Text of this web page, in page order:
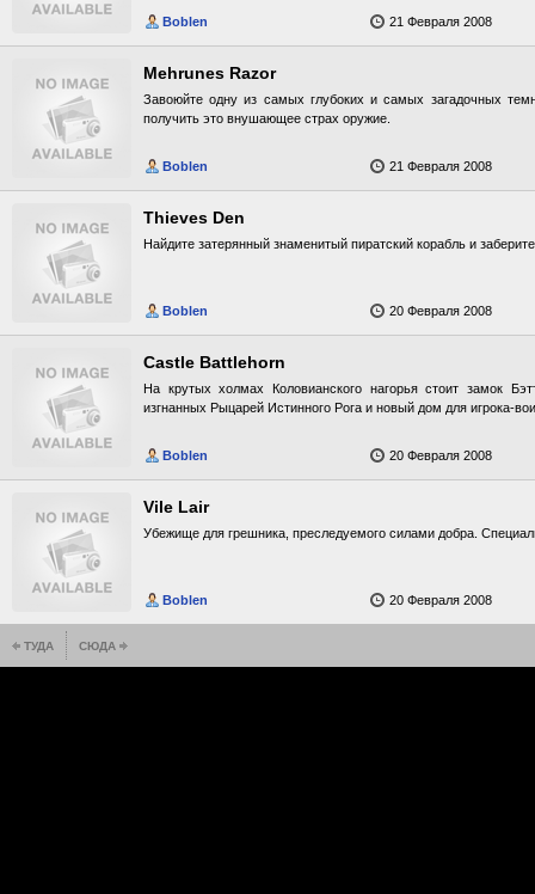
ТУДА СЮДА
Boblen 21 Февраля 2008
Mehrunes Razor
Завоюйте одну из самых глубоких и самых загадочных
получить это внушающее страх оружие.
Boblen 21 Февраля 2008
Thieves Den
Найдите затерянный знаменитый пиратский корабль и
Boblen 20 Февраля 2008
Castle Battlehorn
На крутых холмах Коловианского нагорья стоит замок
изгнанных Рыцарей Истинного Рога и новый дом для игрока-
Boblen 20 Февраля 2008
Vile Lair
Убежище для грешника, преследуемого силами добра.
Boblen 20 Февраля 2008